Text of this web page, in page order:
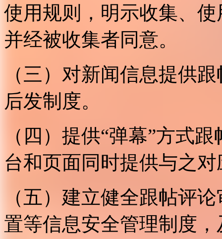
使用规则，明示收集、
并经被收集者同意。
（三）对新闻信息提供
后发制度。
（四）提供“弹幕”方式
台和页面同时提供与之
（五）建立健全跟帖评
置等信息安全管理制度